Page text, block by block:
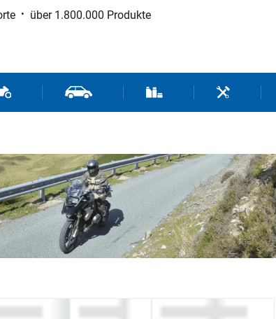
über 1.800.000 Produkte
und Rollerteile
Fahrzeugteile und ZubehörVerbrauchsmaterial /
Werkzeuge